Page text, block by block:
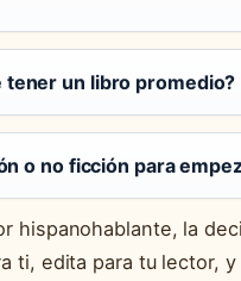
tener un libro promedio?
o no ficción para
hispanohablante, la
ti, edita para tu lector, y